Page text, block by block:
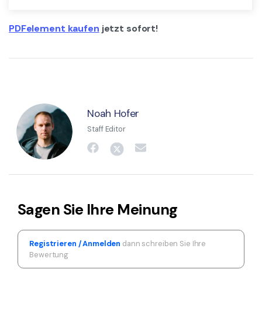
PDFelement kaufen jetzt sofort!
Noah Hofer
Staff Editor
Sagen Sie Ihre Meinung
Registrieren / Anmelden dann schreiben Sie Ihre
Bewertung